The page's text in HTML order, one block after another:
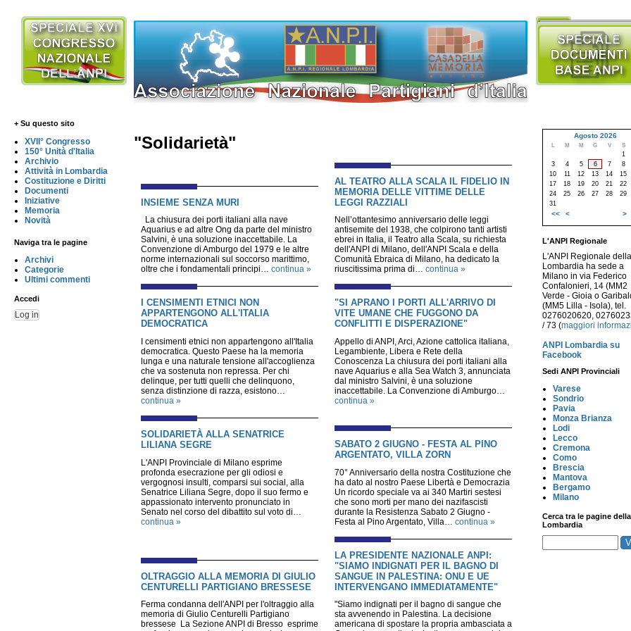
+ Su questo sito
XVII° Congresso
150° Unità d'Italia
Archivio
Attività in Lombardia
Costituzione e Diritti
Documenti
Iniziative
Memoria
Novità
Naviga tra le pagine
Archivi
Categorie
Ultimi commenti
Accedi
Log in
"Solidarietà"
INSIEME SENZA MURI
La chiusura dei porti italiani alla nave
Aquarius e ad altre Ong da parte del ministro
Salvini, è una soluzione inaccettabile. La
Convenzione di Amburgo del 1979 e le altre
norme internazionali sul soccorso marittimo,
oltre che i fondamentali principi… continua »
AL TEATRO ALLA SCALA IL FIDELIO IN
MEMORIA DELLE VITTIME DELLE
LEGGI RAZZIALI
Nell’ottantesimo anniversario delle leggi
antisemite del 1938, che colpirono tanti artisti
ebrei in Italia, il Teatro alla Scala, su richiesta
dell'ANPI di Milano, dell'ANPI Scala e della
Comunità Ebraica di Milano, ha dedicato la
riuscitissima prima di… continua »
I CENSIMENTI ETNICI NON
APPARTENGONO ALL'ITALIA
DEMOCRATICA
I censimenti etnici non appartengono all'Italia
democratica. Questo Paese ha la memoria
lunga e una naturale tensione all'accoglienza
che va sostenuta non repressa. Per chi
delinque, per tutti quelli che delinquono,
senza distinzione di razza, esistono…
continua »
"SI APRANO I PORTI ALL'ARRIVO DI
VITE UMANE CHE FUGGONO DA
CONFLITTI E DISPERAZIONE"
Appello di ANPI, Arci, Azione cattolica italiana,
Legambiente, Libera e Rete della
Conoscenza La chiusura dei porti italiani alla
nave Aquarius e alla Sea Watch 3, annunciata
dal ministro Salvini, è una soluzione
inaccettabile. La Convenzione di Amburgo…
continua »
SOLIDARIETÀ ALLA SENATRICE
LILIANA SEGRE
L'ANPI Provinciale di Milano esprime
profonda esecrazione per gli odiosi e
vergognosi insulti, comparsi sui social, alla
Senatrice Liliana Segre, dopo il suo fermo e
appassionato intervento pronunciato in
Senato nel corso del dibattito sul voto di…
continua »
SABATO 2 GIUGNO - FESTA AL PINO
ARGENTATO, VILLA ZORN
70° Anniversario della nostra Costituzione che
ha dato al nostro Paese Libertà e Democrazia
Un ricordo speciale va ai 340 Martiri sestesi
che sono morti per mano dei nazifascisti
durante la Resistenza Sabato 2 Giugno -
Festa al Pino Argentato, Villa… continua »
OLTRAGGIO ALLA MEMORIA DI GIULIO
CENTURELLI PARTIGIANO BRESSESE
Ferma condanna dell'ANPI per l'oltraggio alla
memoria di Giulio Centurelli Partigiano
bressese La Sezione ANPI di Bresso esprime
LA PRESIDENTE NAZIONALE ANPI:
"SIAMO INDIGNATI PER IL BAGNO DI
SANGUE IN PALESTINA: ONU E UE
INTERVENGANO IMMEDIATAMENTE"
"Siamo indignati per il bagno di sangue che
sta avvenendo in Palestina. La decisione
americana di spostare la propria ambasciata a
Agosto 2026
L M M G V S
1
3
4 5 6 7 8
10
11 12 13 14 15
17
18 19 20 21 22
24
25 26 27 28 29
31
<< < >
L'ANPI Regionale
L'ANPI Regionale della
Lombardia ha sede a
Milano in via Federico
Confalonieri, 14 (MM2
Verde - Gioia o
(MM5 Lilla - Isola), tel.
0276020620,
/ 73 (maggiori
ANPI Lombardia su
Facebook
Sedi ANPI Provinciali
Varese
Sondrio
Pavia
Monza Brianza
Lodi
Lecco
Cremona
Como
Brescia
Mantova
Bergamo
Milano
Cerca tra le pagine della
Lombardia